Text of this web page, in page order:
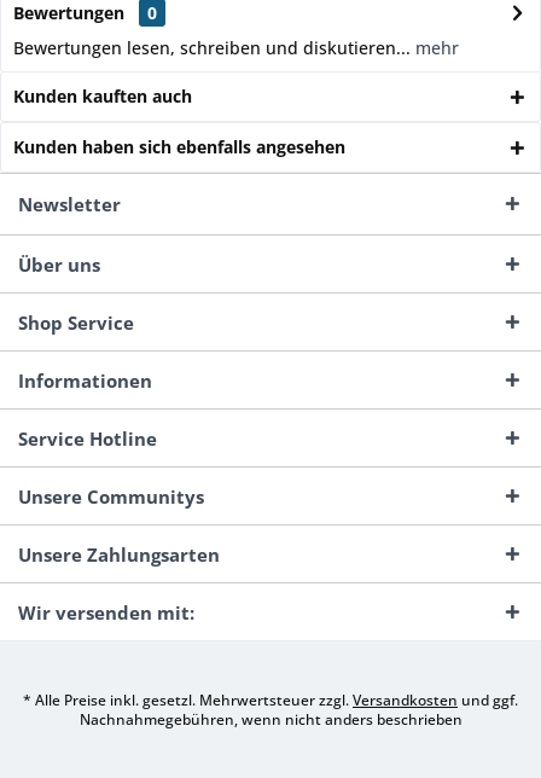
Bewertungen
0
Bewertungen lesen, schreiben und diskutieren... mehr
Kunden kauften auch
Kunden haben sich ebenfalls angesehen
Newsletter
Über uns
Shop Service
Informationen
Service Hotline
Unsere Communitys
Unsere Zahlungsarten
Wir versenden mit:
* Alle Preise inkl. gesetzl. Mehrwertsteuer zzgl.Versandkosten und ggf.
Nachnahmegebühren, wenn nicht anders beschrieben